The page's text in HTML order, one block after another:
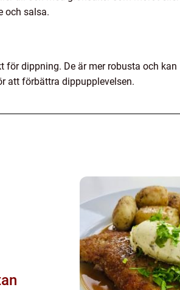
och salsa.
dippning. De är mer robusta och kan
att förbättra dippupplevelsen.